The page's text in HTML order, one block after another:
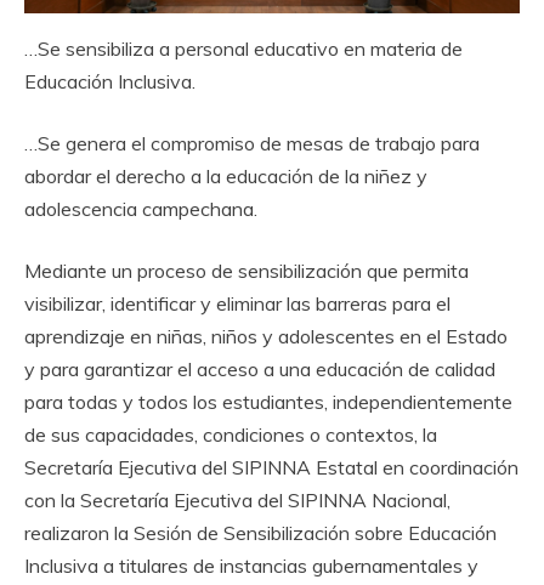
…Se sensibiliza a personal educativo en materia de
Educación Inclusiva.
…Se genera el compromiso de mesas de trabajo para
abordar el derecho a la educación de la niñez y
adolescencia campechana.
Mediante un proceso de sensibilización que permita
visibilizar, identificar y eliminar las barreras para el
aprendizaje en niñas, niños y adolescentes en el Estado
y para garantizar el acceso a una educación de calidad
para todas y todos los estudiantes, independientemente
de sus capacidades, condiciones o contextos, la
Secretaría Ejecutiva del SIPINNA Estatal en coordinación
con la Secretaría Ejecutiva del SIPINNA Nacional,
realizaron la Sesión de Sensibilización sobre Educación
Inclusiva a titulares de instancias gubernamentales y